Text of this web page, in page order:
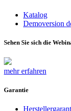
Katalog
Demoversion
Sehen Sie sich die
mehr erfahren
Garantie